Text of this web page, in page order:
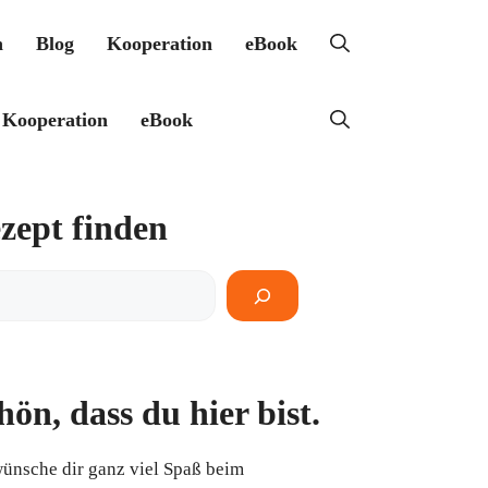
Blog Kooperation eBook
Kooperation eBook
finden
dass du hier bist.
dir ganz viel Spaß beim